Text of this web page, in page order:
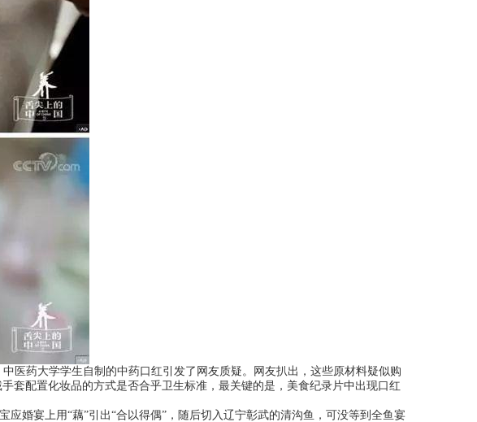
医药大学学生自制的中药口红引发了网友质疑。网友扒出，这些原材料疑似购
套配置化妆品的方式是否合乎卫生标准，最关键的是，美食纪录片中出现口红
婚宴上用“藕”引出“合以得偶”，随后切入辽宁彰武的清沟鱼，可没等到全鱼宴